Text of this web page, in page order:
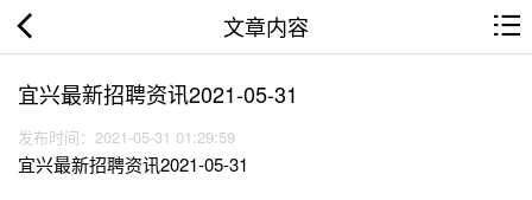
文章内容
宜兴最新招聘资讯2021-05-31
发布时间：2021-05-31 01:29:59
宜兴最新招聘资讯2021-05-31